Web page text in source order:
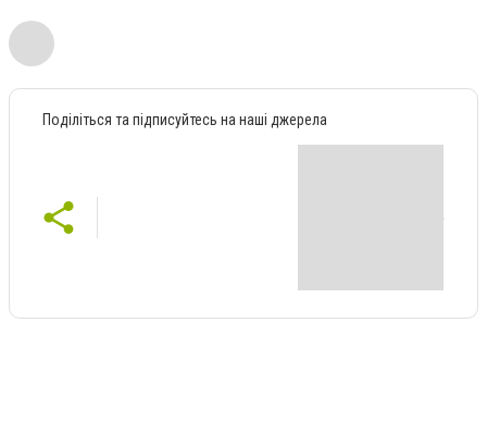
Поділіться та підписуйтесь на наші джерела